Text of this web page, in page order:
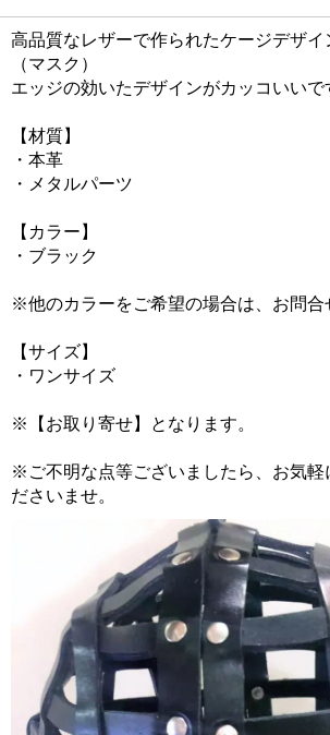
高品質なレザーで作られたケージデザイ
（マスク）
エッジの効いたデザインがカッコいいで
【材質】
・本革
・メタルパーツ
【カラー】
・ブラック
※他のカラーをご希望の場合は、お問合
【サイズ】
・ワンサイズ
※【お取り寄せ】となります。
※ご不明な点等ございましたら、お気軽
ださいませ。